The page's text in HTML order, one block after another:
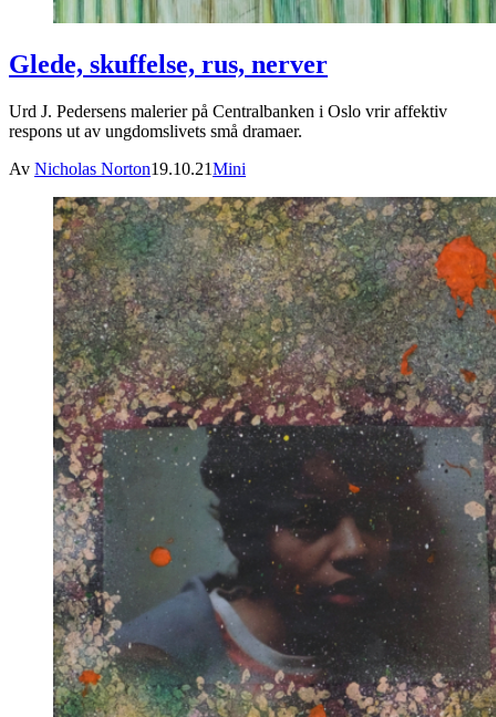
Glede, skuffelse, rus, nerver
Urd J. Pedersens malerier på Centralbanken i Oslo vrir affektiv
respons ut av ungdomslivets små dramaer.
Av Nicholas Norton19.10.21Mini